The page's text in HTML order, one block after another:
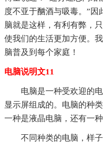
度不亚于酗酒与吸毒。”
脑就是这样，有利有弊，
使我们的生活更加方便。
脑普及到每个家庭！
电脑说明文11
电脑是一种受欢迎的电
显示屏组成的。电脑的种
一种是液晶电脑，还有一种
不同种类的电脑，样子